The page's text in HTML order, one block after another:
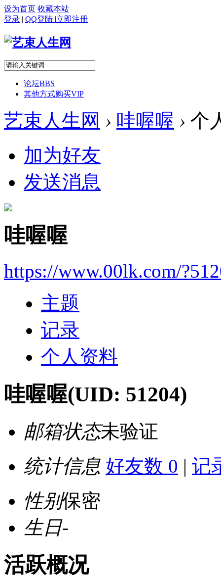
设为首页 收藏本站
登录 | QQ登陆 |立即注册
论坛BBS
其他方式购买VIP
艺束人生网 › 哇喔喔 › 个
加为好友
发送消息
哇喔喔
https://www.00lk.com/
主题
记录
个人资料
哇喔喔(UID: 51204)
邮箱状态未验证
统计信息 好友数 0 | 记
性别保密
生日-
活跃概况